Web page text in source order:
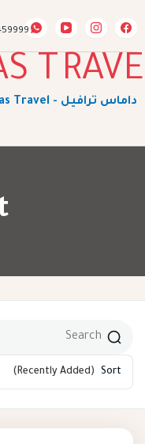
Sort